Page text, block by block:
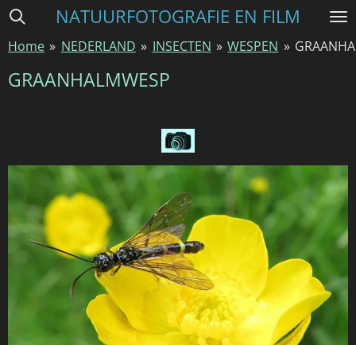
Ga
naar
de
NATUURFOTOGRAFIE EN FILM
Home » NEDERLAND » INSECTEN » WESPEN »
GRAANHALMWESP